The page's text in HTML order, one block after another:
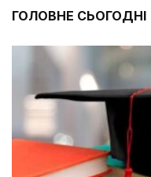
ГОЛОВНЕ СЬОГОДНІ